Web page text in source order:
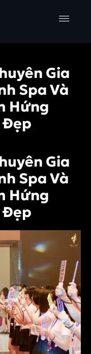
Gia
Spa Và
Hứng
Đẹp
Gia
Spa Và
Hứng
Đẹp